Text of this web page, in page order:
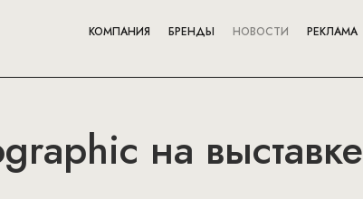
КОМПАНИЯ БРЕНДЫ НОВОСТИ РЕКЛАМА
на выставке